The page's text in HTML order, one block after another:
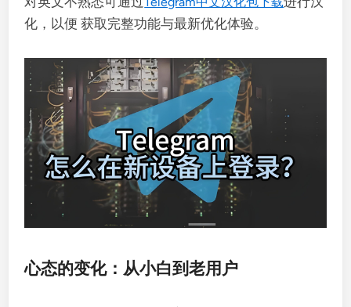
化，以便 获取完整功能与最新优化体验。
心态的变化：从小白到老用户